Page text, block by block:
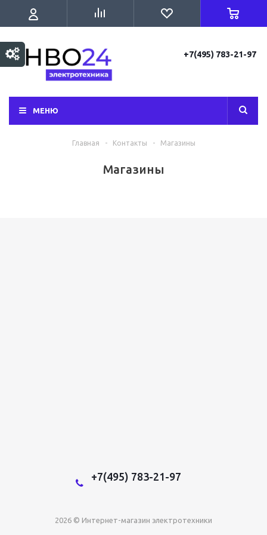
+7(495) 783-21-97
МЕНЮ
Главная - Контакты - Магазины
Магазины
+7(495) 783-21-97
2026 © Интернет-магазин электротехники